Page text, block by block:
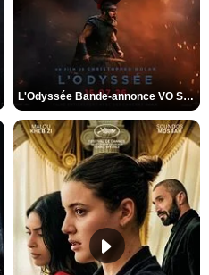
L'Odyssée Bande-annonce VO STFR